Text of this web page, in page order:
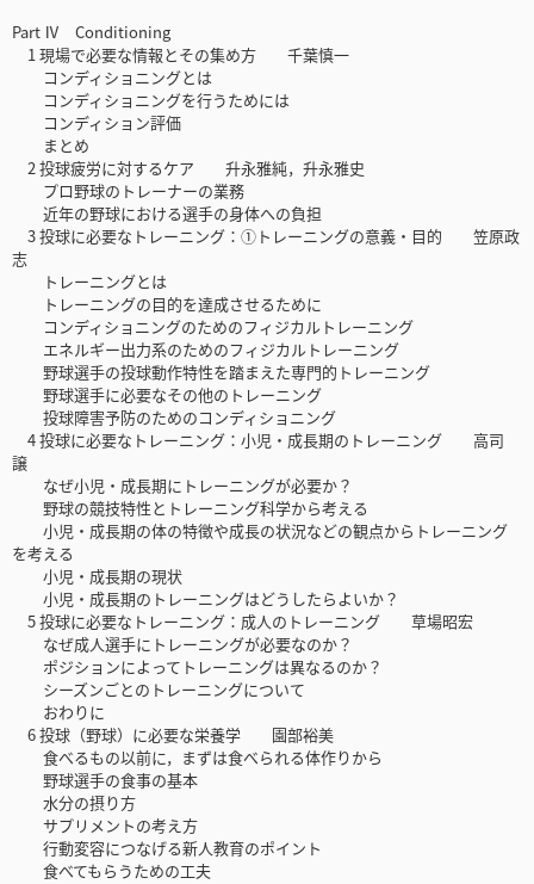
Part Ⅳ Conditioning
1 現場で必要な情報とその集め方 千葉慎一
コンディショニングとは
コンディショニングを行うためには
コンディション評価
まとめ
2 投球疲労に対するケア 升永雅純，升永雅史
プロ野球のトレーナーの業務
近年の野球における選手の身体への負担
3 投球に必要なトレーニング：①トレーニングの意義・目的 笠原政
志
トレーニングとは
トレーニングの目的を達成させるために
コンディショニングのためのフィジカルトレーニング
エネルギー出力系のためのフィジカルトレーニング
野球選手の投球動作特性を踏まえた専門的トレーニング
野球選手に必要なその他のトレーニング
投球障害予防のためのコンディショニング
4 投球に必要なトレーニング：小児・成長期のトレーニング 高司
譲
なぜ小児・成長期にトレーニングが必要か？
野球の競技特性とトレーニング科学から考える
小児・成長期の体の特徴や成長の状況などの観点からトレーニング
を考える
小児・成長期の現状
小児・成長期のトレーニングはどうしたらよいか？
5 投球に必要なトレーニング：成人のトレーニング 草場昭宏
なぜ成人選手にトレーニングが必要なのか？
ポジションによってトレーニングは異なるのか？
シーズンごとのトレーニングについて
おわりに
6 投球（野球）に必要な栄養学 園部裕美
食べるもの以前に，まずは食べられる体作りから
野球選手の食事の基本
水分の摂り方
サプリメントの考え方
行動変容につなげる新人教育のポイント
食べてもらうための工夫